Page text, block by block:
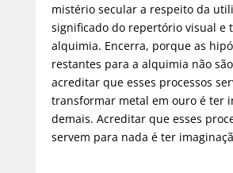
mistério secular a respeito da
significado do repertório visual e
alquimia. Encerra, porque as
restantes para a alquimia não
acreditar que esses processos
transformar metal em ouro é ter
demais. Acreditar que esses
servem para nada é ter